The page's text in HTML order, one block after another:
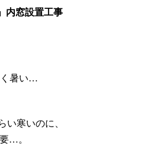
内窓設置工事
く暑い…
い寒いのに、
…。